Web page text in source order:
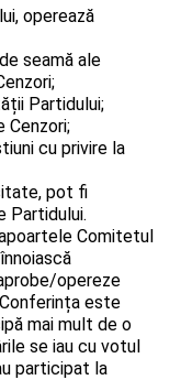
operează
seamă ale
Partidului;
Cenzori;
cu privire la
pot fi
Partidului.
Comitetul
opereze
este
mai mult de o
se iau cu votul
participat la